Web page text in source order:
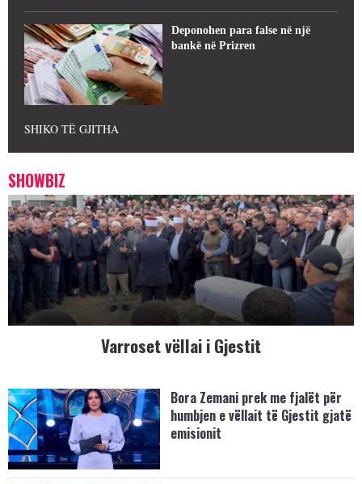
Deponohen para false në një
bankë në Prizren
SHIKO TË GJITHA
SHOWBIZ
Varroset vëllai i Gjestit
Bora Zemani prek me fjalët për
humbjen e vëllait të Gjestit gjatë
emisionit